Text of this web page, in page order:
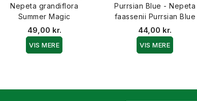
Nepeta grandiflora
Summer Magic
49,00 kr.
VIS MERE
Purrsian Blue - Nepeta
faassenii Purrsian Blue
44,00 kr.
VIS MERE